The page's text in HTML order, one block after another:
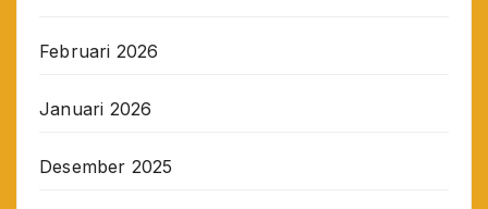
Februari 2026
Januari 2026
Desember 2025